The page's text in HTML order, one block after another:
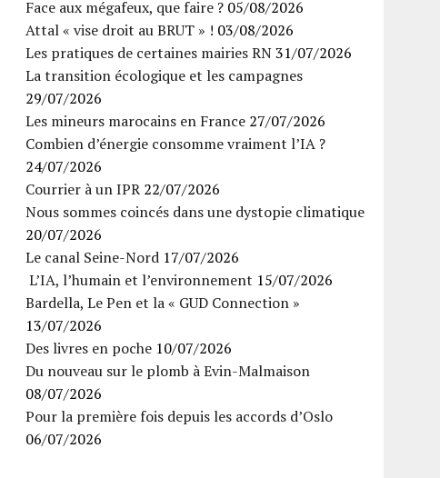
Face aux mégafeux, que faire ? 05/08/2026
Attal « vise droit au BRUT » ! 03/08/2026
Les pratiques de certaines mairies RN31/07/2026
La transition écologique et les campagnes
29/07/2026
Les mineurs marocains en France 27/07/2026
Combien d’énergie consomme vraiment l’IA ?
24/07/2026
Courrier à un IPR 22/07/2026
Nous sommes coincés dans une dystopie climatique
20/07/2026
Le canal Seine-Nord 17/07/2026
L’IA, l’humain et l’environnement 15/07/2026
Bardella, Le Pen et la « GUD Connection »
13/07/2026
Des livres en poche 10/07/2026
Du nouveau sur le plomb à Evin-Malmaison
08/07/2026
Pour la première fois depuis les accords d’Oslo
06/07/2026